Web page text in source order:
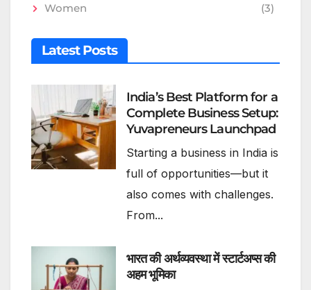
Women
(3)
Latest Posts
India’s Best Platform for a
Complete Business Setup:
Yuvapreneurs Launchpad
Starting a business in India is
full of opportunities—but it
also comes with challenges.
From...
भारत की अर्थव्यवस्था में स्टार्टअप्स की
अहम भूमिका